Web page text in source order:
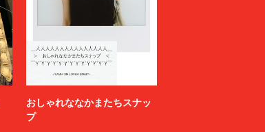
おしゃれななかまたちスナッ
プ